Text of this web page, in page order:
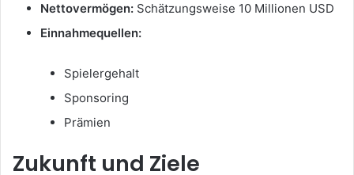
Nettovermögen: Schätzungsweise 10 Millionen USD
Einnahmequellen:
Spielergehalt
Sponsoring
Prämien
Zukunft und Ziele